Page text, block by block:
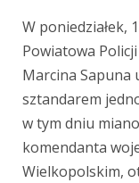
W poniedziałek,
Powiatowa
Marcina Sapuna
sztandarem
w tym dniu
komendanta
Wielkopolskim,